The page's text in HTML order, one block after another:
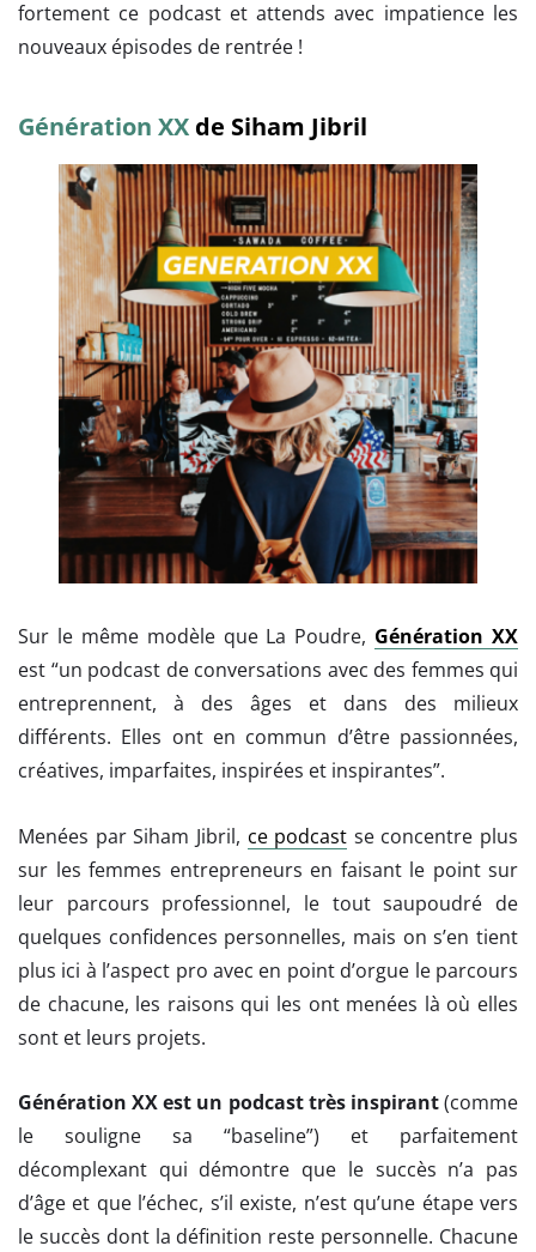
fortement ce podcast et attends avec impatience les
nouveaux épisodes de rentrée !
Génération XX de Siham Jibril
Sur le même modèle que La Poudre, Génération XX
est “un podcast de conversations avec des femmes qui
entreprennent, à des âges et dans des milieux
différents. Elles ont en commun d’être passionnées,
créatives, imparfaites, inspirées et inspirantes”.
Menées par Siham Jibril, ce podcast se concentre plus
sur les femmes entrepreneurs en faisant le point sur
leur parcours professionnel, le tout saupoudré de
quelques confidences personnelles, mais on s’en tient
plus ici à l’aspect pro avec en point d’orgue le parcours
de chacune, les raisons qui les ont menées là où elles
sont et leurs projets.
Génération XX est un podcast très inspirant(comme
le souligne sa “baseline”) et parfaitement
décomplexant qui démontre que le succès n’a pas
d’âge et que l’échec, s’il existe, n’est qu’une étape vers
le succès dont la définition reste personnelle. Chacune